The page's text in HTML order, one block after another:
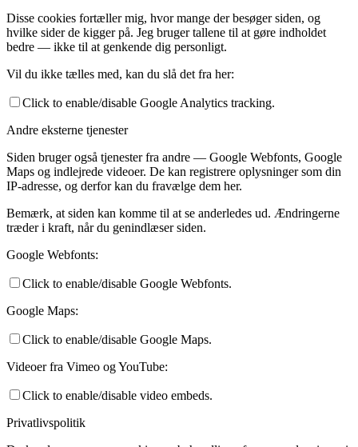
Disse cookies fortæller mig, hvor mange der besøger siden, og
hvilke sider de kigger på. Jeg bruger tallene til at gøre indholdet
bedre — ikke til at genkende dig personligt.
Vil du ikke tælles med, kan du slå det fra her:
Click to enable/disable Google Analytics tracking.
Andre eksterne tjenester
Siden bruger også tjenester fra andre — Google Webfonts, Google
Maps og indlejrede videoer. De kan registrere oplysninger som din
IP-adresse, og derfor kan du fravælge dem her.
Bemærk, at siden kan komme til at se anderledes ud. Ændringerne
træder i kraft, når du genindlæser siden.
Google Webfonts:
Click to enable/disable Google Webfonts.
Google Maps:
Click to enable/disable Google Maps.
Videoer fra Vimeo og YouTube:
Click to enable/disable video embeds.
Privatlivspolitik